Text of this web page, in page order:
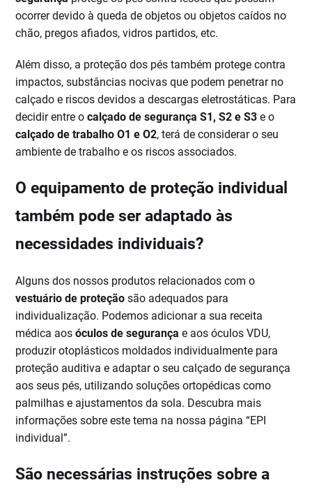
ocorrer devido à queda de objetos ou objetos caídos no
chão, pregos afiados, vidros partidos, etc.
Além disso, a proteção dos pés também protege contra
impactos, substâncias nocivas que podem penetrar no
calçado e riscos devidos a descargas eletrostáticas. Para
decidir entre ocalçado de segurança S1, S2 e S3 e o
calçado de trabalho O1 e O2, terá de considerar o seu
ambiente de trabalho e os riscos associados.
O equipamento de proteção individual
também pode ser adaptado às
necessidades individuais?
Alguns dos nossos produtos relacionados com o
vestuário de proteção são adequados para
individualização. Podemos adicionar a sua receita
médica aosóculos de segurança e aos óculos VDU,
produzir otoplásticos moldados individualmente para
proteção auditiva e adaptar o seu calçado de segurança
aos seus pés, utilizando soluções ortopédicas como
palmilhas e ajustamentos da sola. Descubra mais
informações sobre este tema na nossa página “EPI
individual”.
São necessárias instruções sobre a